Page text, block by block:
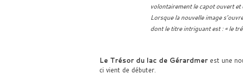
volontairement le capot ouvert
Lorsque la nouvelle image
dont le titre intriguant est : « le
Le Trésor du lac de Gérardmerest une
ci vient de débuter.